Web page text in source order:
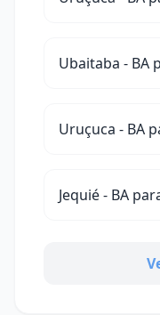
Ubaitaba - BA
Uruçuca - BA
Jequié - BA